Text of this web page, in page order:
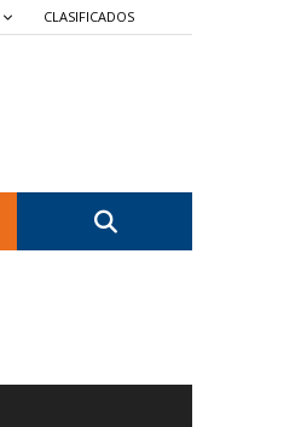
CLASIFICADOS